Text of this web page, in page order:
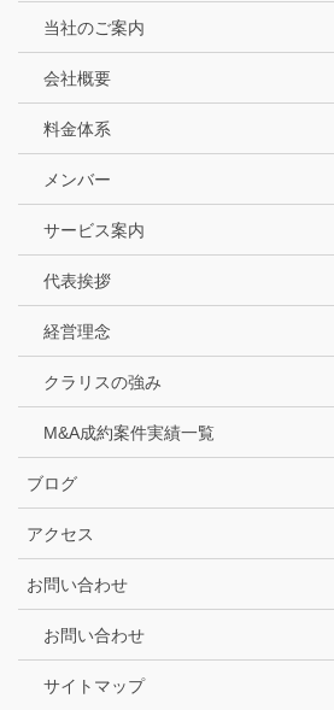
当社のご案内
会社概要
料金体系
メンバー
サービス案内
代表挨拶
経営理念
クラリスの強み
M&A成約案件実績一覧
ブログ
アクセス
お問い合わせ
お問い合わせ
サイトマップ